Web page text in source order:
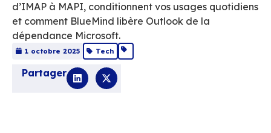
langages qui font la
messagerie
Découvrez comment les protocoles de
d’IMAP à MAPI, conditionnent vos usages